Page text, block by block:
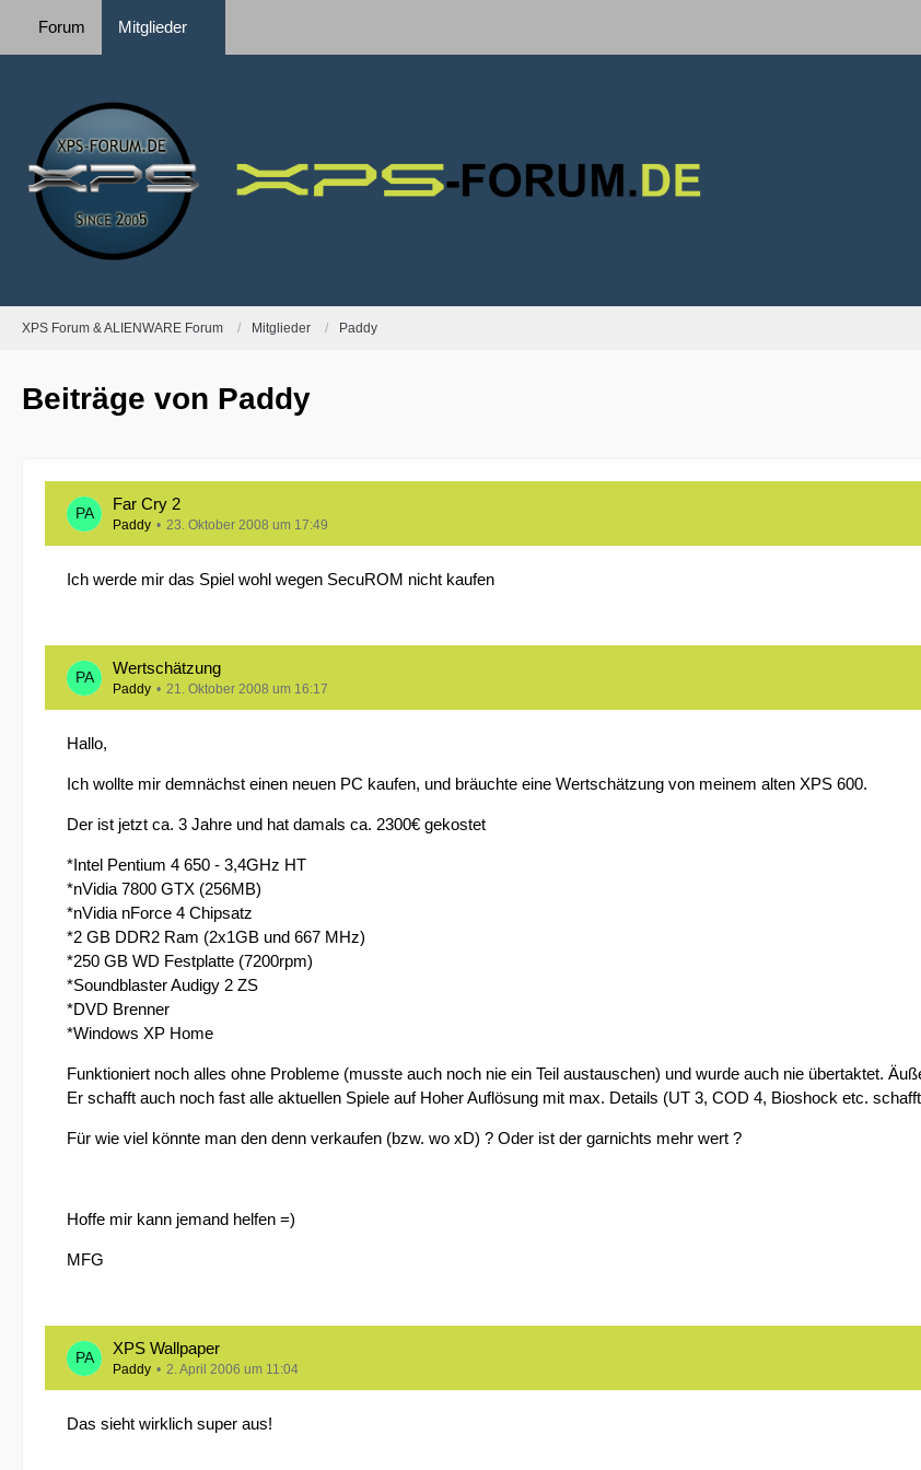
Forum Mitglieder
XPS Forum & ALIENWARE Forum Mitglieder Paddy
Beiträge von Paddy
Far Cry 2
Paddy 23. Oktober 2008 um 17:49
Ich werde mir das Spiel wohl wegen SecuROM nicht kaufen
Wertschätzung
Paddy 21. Oktober 2008 um 16:17
Hallo,
Ich wollte mir demnächst einen neuen PC kaufen, und bräuchte eine Wertschätzung von meinem alten XPS 600.
Der ist jetzt ca. 3 Jahre und hat damals ca. 2300€ gekostet
*Intel Pentium 4 650 - 3,4GHz HT
*nVidia 7800 GTX (256MB)
*nVidia nForce 4 Chipsatz
*2 GB DDR2 Ram (2x1GB und 667 MHz)
*250 GB WD Festplatte (7200rpm)
*Soundblaster Audigy 2 ZS
*DVD Brenner
*Windows XP Home
Funktioniert noch alles ohne Probleme (musste auch noch nie ein Teil austauschen) und wurde auch nie übertaktet.
Er schafft auch noch fast alle aktuellen Spiele auf Hoher Auflösung mit max. Details (UT 3, COD 4, Bioshock etc.
Für wie viel könnte man den denn verkaufen (bzw. wo xD) ? Oder ist der garnichts mehr wert ?
Hoffe mir kann jemand helfen =)
MFG
XPS Wallpaper
Paddy 2. April 2006 um 11:04
Das sieht wirklich super aus!